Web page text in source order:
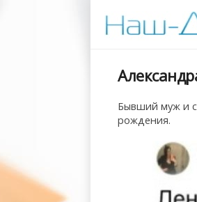
Бывший муж и
рождения.